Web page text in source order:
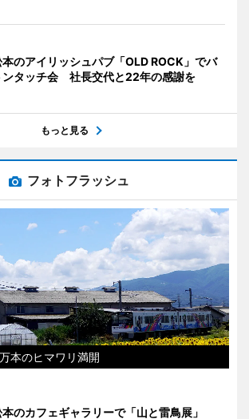
本のアイリッシュパブ「OLD ROCK」でバ
ンタッチ会 社長交代と22年の感謝を
もっと見る
フォトフラッシュ
本のヒマワリ満開
のカフェギャラリーで「山と雷鳥展」